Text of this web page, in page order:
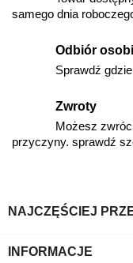
samego dnia
Odbiór
Sprawdź
Zwroty
Możesz
przyczyny. sprawdź
NAJCZĘŚCIEJ
INFORMACJE